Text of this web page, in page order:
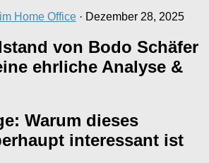
Home Office · Dezember 28, 2025
von Bodo Schäfer
ehrliche Analyse &
Warum dieses
interessant ist